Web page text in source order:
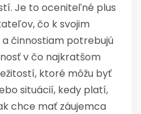
Je to oceniteľné plus
čo k svojim
činnostiam potrebujú
v čo najkratšom
ktoré môžu byť
situácií, kedy platí,
chce mať záujemca